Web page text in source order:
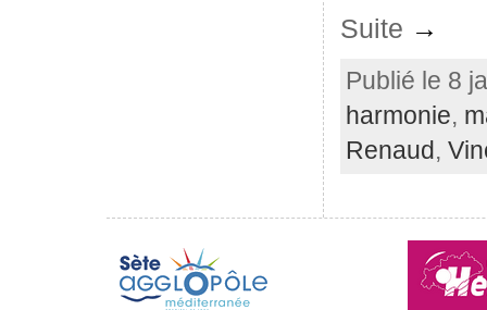
Suite →
Publié le 8
harmonie,
Renaud ,